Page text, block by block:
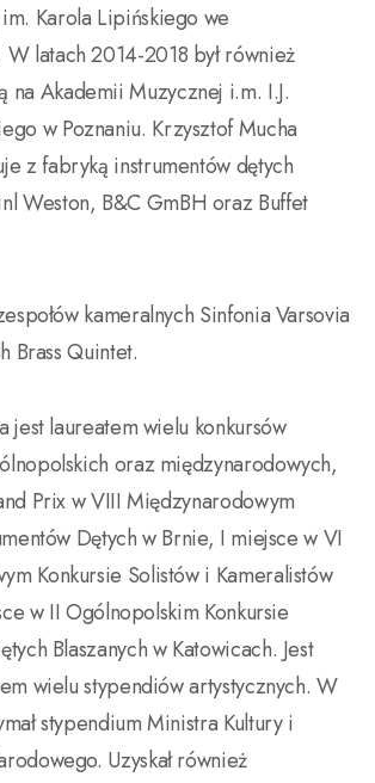
Karola Lipińskiego we
W latach 2014-2018 był również
na Akademii Muzycznej i.m. I.J.
w Poznaniu. Krzysztof Mucha
z fabryką instrumentów dętych
Weston, B&C GmBH oraz Buffet
kameralnych Sinfonia Varsovia
Brass Quintet.
jest laureatem wielu konkursów
oraz międzynarodowych,
Prix w VIII Międzynarodowym
Dętych w Brnie, I miejsce w VI
Konkursie Solistów i Kameralistów
w II Ogólnopolskim Konkursie
Blaszanych w Katowicach. Jest
wielu stypendiów artystycznych. W
stypendium Ministra Kultury i
Uzyskał również